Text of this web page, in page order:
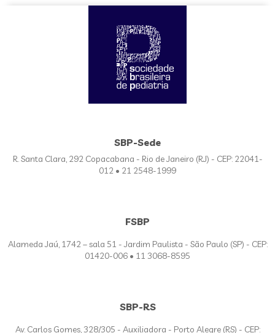
SBP-Sede
R. Santa Clara, 292 Copacabana - Rio de Janeiro (RJ) - CEP: 22041-
012 • 21 2548-1999
FSBP
Alameda Jaú, 1742 – sala 51 - Jardim Paulista - São Paulo (SP) - CEP:
01420-006 • 11 3068-8595
SBP-RS
Av. Carlos Gomes, 328/305 - Auxiliadora - Porto Alegre (RS) - CEP: